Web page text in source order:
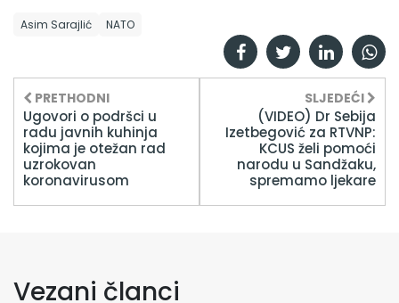
Asim Sarajlić NATO
PRETHODNI
Ugovori o podršci u
radu javnih kuhinja
kojima je otežan rad
uzrokovan
koronavirusom
SLJEDEĆI
(VIDEO) Dr Sebija
Izetbegović za RTVNP:
KCUS želi pomoći
narodu u Sandžaku,
spremamo ljekare
Vezani članci